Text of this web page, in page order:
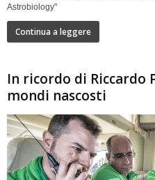
Astrobiology"
Continua a leggere
In ricordo di Riccardo
mondi nascosti